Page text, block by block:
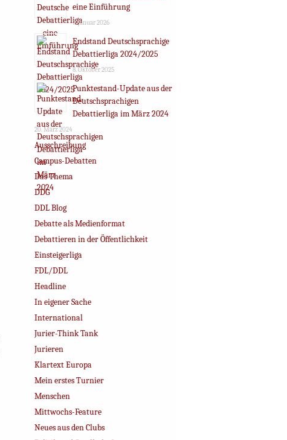
eine Einführung
7. Januar 2026
Endstand Deutschsprachige
Debattierliga 2024/2025
8. Oktober 2025
Punktestand-Update aus der
Deutschsprachigen
Debattierliga im März 2024
20. März 2024
Ausschreibung
Campus-Debatten
Das Thema
DDG
DDL Blog
Debatte als Medienformat
Debattieren in der Öffentlichkeit
Einsteigerliga
FDL/DDL
Headline
In eigener Sache
International
Jurier-Think Tank
Jurieren
Klartext Europa
Mein erstes Turnier
Menschen
Mittwochs-Feature
Neues aus den Clubs